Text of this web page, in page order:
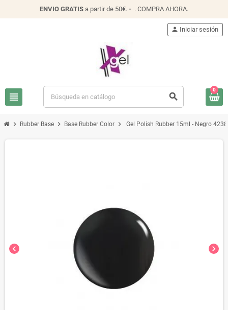
ENVIO GRATIS a partir de 50€. - . COMPRA AHORA.
view_headline search
person Iniciar sesión
0
chevron_right Rubber Base chevron_right Base Rubber Color chevron_right Gel Polish Rubber 15ml - Negro
chevron_left chevron_right